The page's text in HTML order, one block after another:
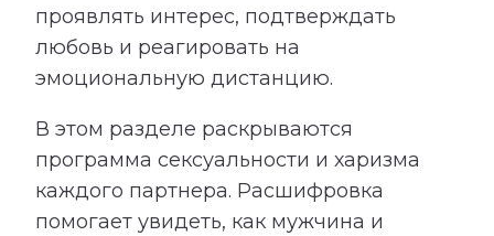
проявлять интерес, подтверждать
любовь и реагировать на
эмоциональную дистанцию.
В этом разделе раскрываются
программа сексуальности и харизма
каждого партнера. Расшифровка
помогает увидеть, как мужчина и